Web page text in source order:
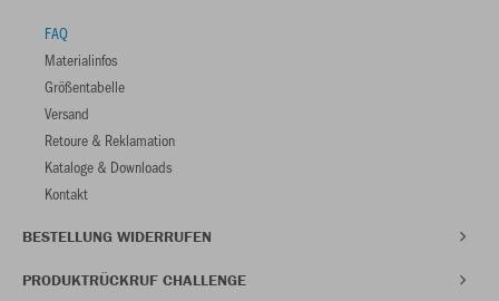
FAQ
Materialinfos
Größentabelle
Versand
Retoure & Reklamation
Kataloge & Downloads
Kontakt
BESTELLUNG WIDERRUFEN
PRODUKTRÜCKRUF CHALLENGE